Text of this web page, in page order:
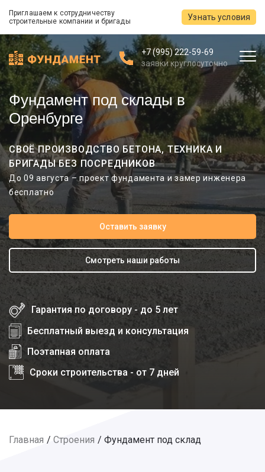
Приглашаем к сотрудничеству
строительные компании и бригады
Узнать условия
+7 (995) 222-59-69
заявки круглосуточно
Фундамент под склады в
Оренбурге
СВОЁ ПРОИЗВОДСТВО БЕТОНА, ТЕХНИКА И
БРИГАДЫ БЕЗ ПОСРЕДНИКОВ
До 09 августа – проект фундамента и замер инженера
бесплатно
Оставить заявку
Смотреть наши работы
Гарантия по договору - до 5 лет
Бесплатный выезд и консультация
Поэтапная оплата
Сроки строительства - от 7 дней
Главная Строения Фундамент под склад